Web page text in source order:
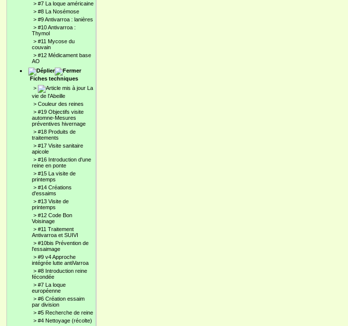
> #7 La loque américaine
> #8 La Nosémose
> #9 Antivarroa : lanières
> #10 Antivarroa :
Thymol
> #11 Mycose du
couvain
> #12 Médicament base
AO
Fiches techniques
>
La
vie de l'Abeille
> Couleur des reines
> #19 Objectifs visite
automne-Mesures
préventives hivernage
> #18 Produits de
traitements
> #17 Visite sanitaire
apicole
> #16 Introduction d'une
reine en ponte
> #15 La visite de
printemps
> #14 Créations
d'essaims
> #13 Visite de
printemps
> #12 Code Bon
Voisinage
> #11 Traitement
Antivarroa et SUIVI
> #10bis Prévention de
l'essaimage
> #9 v4 Approche
intégrée lutte antiVarroa
> #8 Introduction reine
fécondée
> #7 La loque
européenne
> #6 Création essaim
par division
> #5 Recherche de reine
> #4 Nettoyage (récolte)